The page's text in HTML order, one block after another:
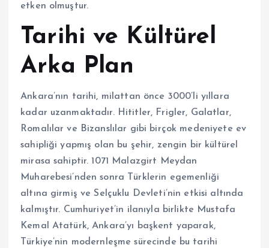
etken olmuştur.
Tarihi ve Kültürel
Arka Plan
Ankara’nın tarihi, milattan önce 3000’li yıllara
kadar uzanmaktadır. Hititler, Frigler, Galatlar,
Romalılar ve Bizanslılar gibi birçok medeniyete ev
sahipliği yapmış olan bu şehir, zengin bir kültürel
mirasa sahiptir. 1071 Malazgirt Meydan
Muharebesi’nden sonra Türklerin egemenliği
altına girmiş ve Selçuklu Devleti’nin etkisi altında
kalmıştır. Cumhuriyet’in ilanıyla birlikte Mustafa
Kemal Atatürk, Ankara’yı başkent yaparak,
Türkiye’nin modernleşme sürecinde bu tarihi